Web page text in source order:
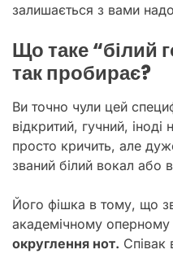
залишається з вами
Що таке “білий
так пробирає?
Ви точно чули цей
відкритий, гучний, іноді
просто кричить, але
званий білий вокал або
Його фішка в тому, що
академічному оперному
округлення нот. Співак